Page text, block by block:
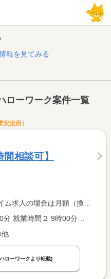
報を見てみる
ローワーク案件一覧
定所）
相談可】
、パート求人の場合は時間額を表示しています。
他
ローワークより転載)